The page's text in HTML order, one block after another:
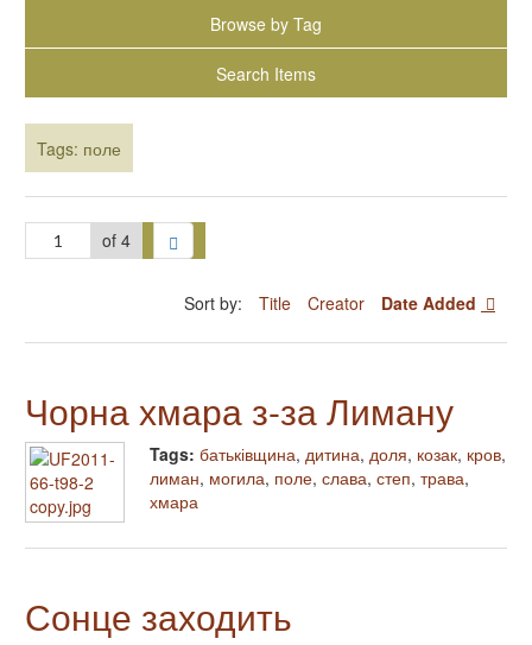
Browse by Tag
Search Items
Tags: поле
of 4
Sort by: Title Creator Date Added
Чорна хмара з-за Лиману
Tags: батьківщина, дитина, доля, козак, кров,
лиман, могила, поле, слава, степ, трава,
хмара
Сонце заходить